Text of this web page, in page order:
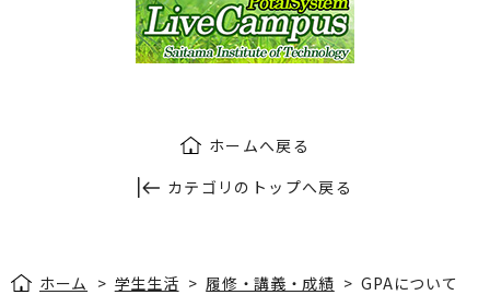
カテゴリのトップへ戻る
ホームへ戻る
ホーム > 学生生活 > 履修・講義・成績 >GPAについて